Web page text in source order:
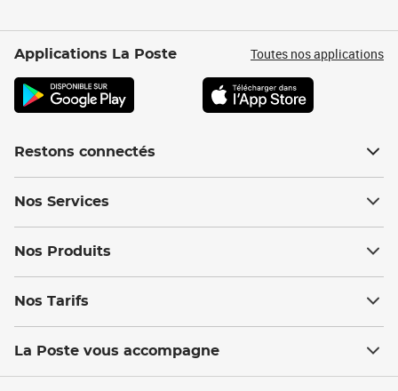
Applications La Poste Toutes nos applications
Restons connectés
Nos Services
Nos Produits
Nos Tarifs
La Poste vous accompagne